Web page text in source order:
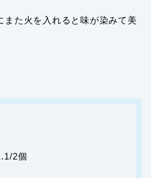
また火を入れると味が染みて美
2個